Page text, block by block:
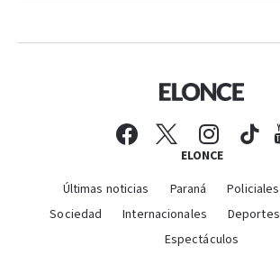
ELONCE
Últimas noticias Paraná Policiales
Sociedad
Internacionales Deportes
Espectáculos